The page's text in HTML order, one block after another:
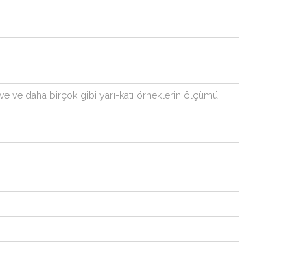
ve daha birçok gibi yarı-katı örneklerin ölçümü